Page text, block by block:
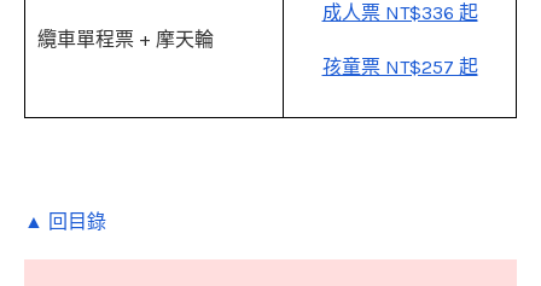
纜車單程票 + 摩天輪
成人票 NT$336 起
孩童票 NT$257 起
▲ 回目錄